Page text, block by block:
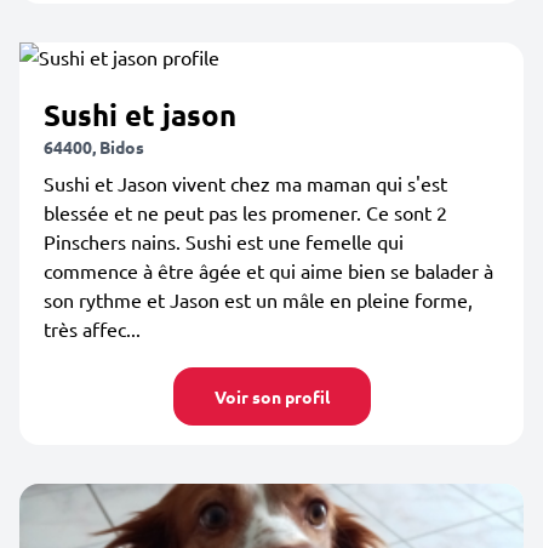
Sushi et jason
64400, Bidos
Sushi et Jason vivent chez ma maman qui s'est
blessée et ne peut pas les promener. Ce sont 2
Pinschers nains. Sushi est une femelle qui
commence à être âgée et qui aime bien se balader à
son rythme et Jason est un mâle en pleine forme,
très affec...
Voir son profil